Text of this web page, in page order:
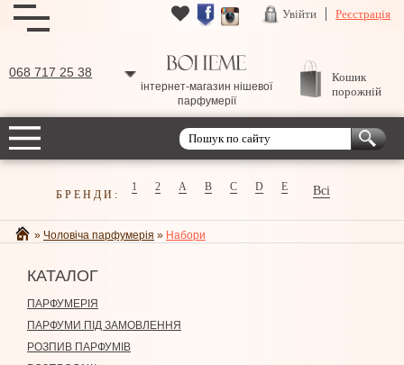
Увійти Реєстрація
068 717 25 38
інтернет-магазин нішевої
парфумерії
Кошик
порожній
БРЕНДИ:
1 2 A B C D E Всі
» Чоловіча парфумерія » Набори
КАТАЛОГ
ПАРФУМЕРІЯ
ПАРФУМИ ПІД ЗАМОВЛЕННЯ
РОЗПИВ ПАРФУМІВ